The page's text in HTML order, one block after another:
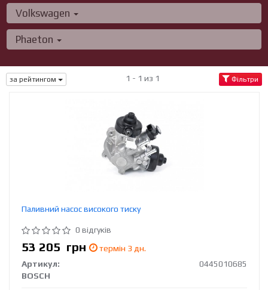
Volkswagen
Phaeton
за рейтингом 1 - 1 из 1 Фільтри
Паливний насос високого тиску
0 відгуків
53 205 грн
термін 3 дн.
Артикул:
0445010685
BOSCH